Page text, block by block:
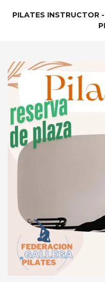
PILATES INSTRUCTOR